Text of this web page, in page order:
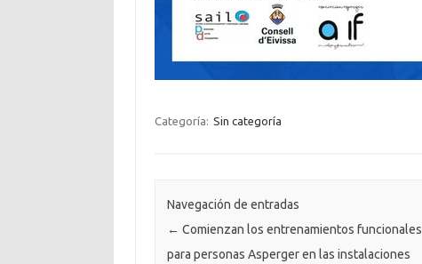
Categoría: Sin categoría
Navegación de entradas
← Comienzan los entrenamientos funcionales
para personas Asperger en las instalaciones